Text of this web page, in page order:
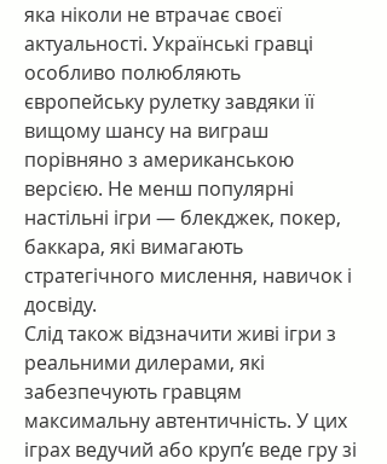
яка ніколи не втрачає своєї
актуальності. Українські гравці
особливо полюбляють
європейську рулетку завдяки її
вищому шансу на виграш
порівняно з американською
версією. Не менш популярні
настільні ігри — блекджек, покер,
баккара, які вимагають
стратегічного мислення, навичок і
досвіду.
Слід також відзначити живі ігри з
реальними дилерами, які
забезпечують гравцям
максимальну автентичність. У цих
іграх ведучий або круп’є веде гру зі